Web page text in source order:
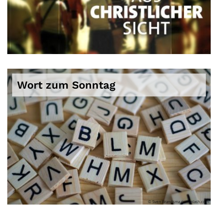
© SR
Wort zum Sonntag
© Sven Brandsma / unsplash.com